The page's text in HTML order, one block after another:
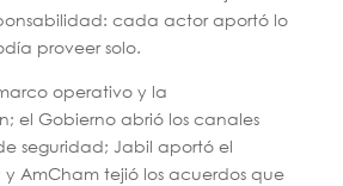
cada actor aportó lo
proveer solo.
operativo y la
el Gobierno abrió los canales
seguridad; Jabil aportó el
AmCham tejió los acuerdos que